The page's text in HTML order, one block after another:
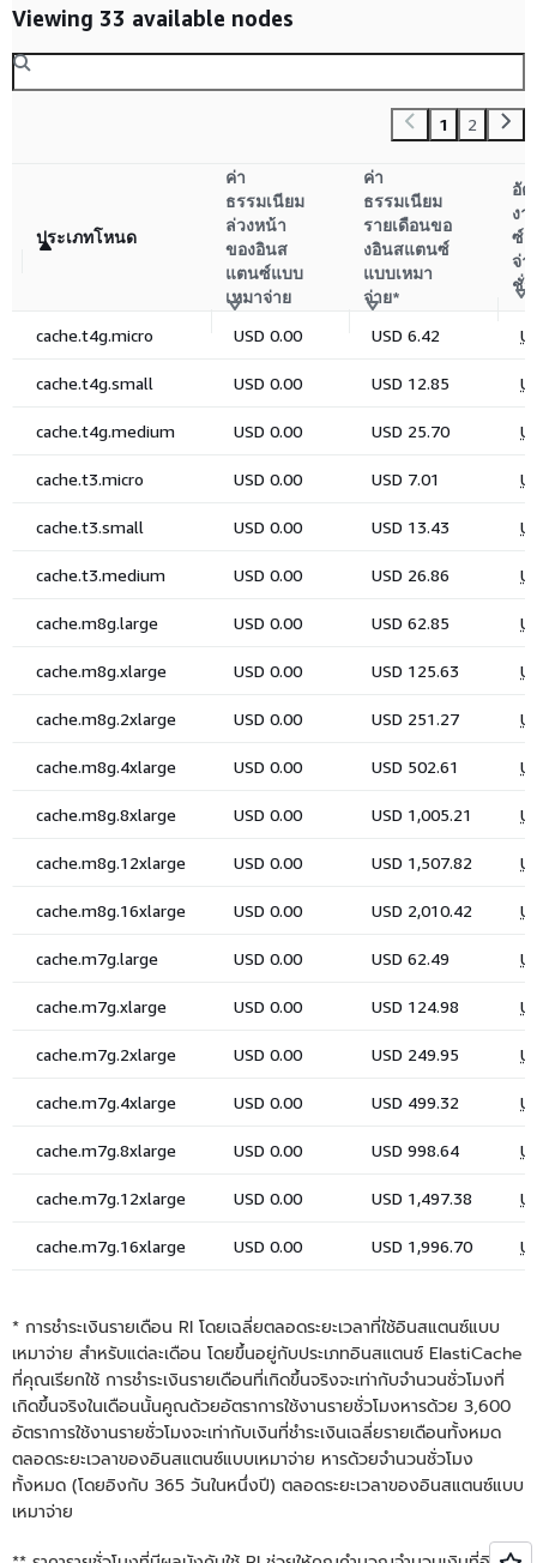
* การชำระเงินรายเดือน RI โดยเฉลี่ยตลอดระยะเวลาที่ใช้อินสแตนซ์แบบ
เหมาจ่าย สำหรับแต่ละเดือน โดยขึ้นอยู่กับประเภทอินสแตนซ์ ElastiCache
ที่คุณเรียกใช้ การชำระเงินรายเดือนที่เกิดขึ้นจริงจะเท่ากับจำนวนชั่วโมงที่
เกิดขึ้นจริงในเดือนนั้นคูณด้วยอัตราการใช้งานรายชั่วโมงหารด้วย 3,600
อัตราการใช้งานรายชั่วโมงจะเท่ากับเงินที่ชำระเงินเฉลี่ยรายเดือนทั้งหมด
ตลอดระยะเวลาของอินสแตนซ์แบบเหมาจ่าย หารด้วยจำนวนชั่วโมง
ทั้งหมด (โดยอิงกับ 365 วันในหนึ่งปี) ตลอดระยะเวลาของอินสแตนซ์แบบ
เหมาจ่าย